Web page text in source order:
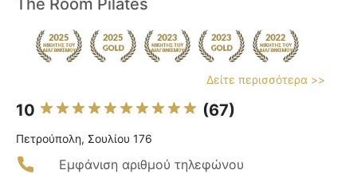
The Room Pilates
Δείτε περισσότερα >>
10 (67)
Πετρούπολη, Σουλίου 176
Εμφάνιση αριθμού τηλεφώνου